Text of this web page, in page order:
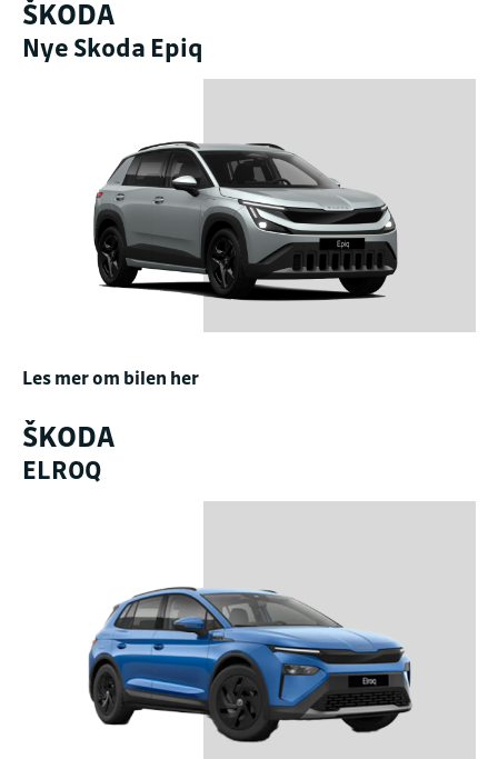
ŠKODA
Nye Skoda Epiq
Les mer om bilen her
ŠKODA
ELROQ